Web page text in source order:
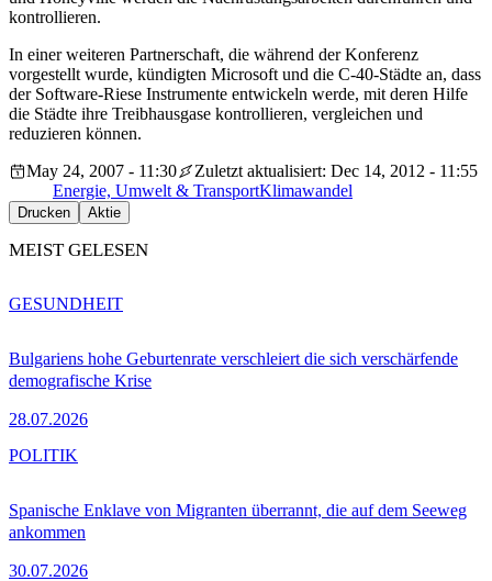
kontrollieren.
In einer weiteren Partnerschaft, die während der Konferenz
vorgestellt wurde, kündigten Microsoft und die C-40-Städte an, dass
der Software-Riese Instrumente entwickeln werde, mit deren Hilfe
die Städte ihre Treibhausgase kontrollieren, vergleichen und
reduzieren können.
May 24, 2007 - 11:30
Zuletzt aktualisiert: Dec 14, 2012 - 11:55
Energie, Umwelt & TransportKlimawandel
Drucken Aktie
MEIST GELESEN
Bulgariens hohe Geburtenrate verschleiert die sich verschärfende
demografische Krise
28.07.2026
GESUNDHEIT
Spanische Enklave von Migranten überrannt, die auf dem Seeweg
ankommen
30.07.2026
POLITIK